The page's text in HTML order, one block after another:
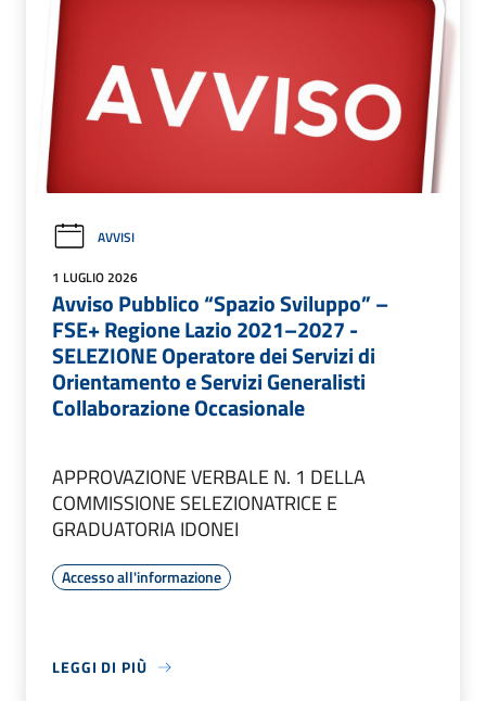
AVVISI
1 LUGLIO 2026
Avviso Pubblico “Spazio Sviluppo” –
FSE+ Regione Lazio 2021–2027 -
SELEZIONE Operatore dei Servizi di
Orientamento e Servizi Generalisti
Collaborazione Occasionale
APPROVAZIONE VERBALE N. 1 DELLA
COMMISSIONE SELEZIONATRICE E
GRADUATORIA IDONEI
Accesso all'informazione
LEGGI DI PIÙ